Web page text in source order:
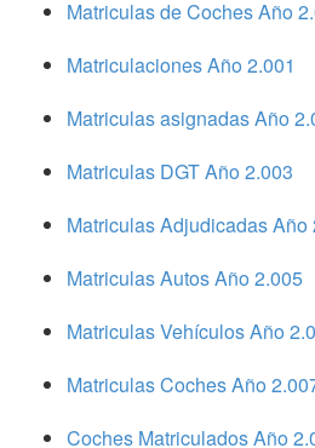
Matriculas de Coches Año
Matriculaciones Año 2.001
Matriculas asignadas Año
Matriculas DGT Año 2.003
Matriculas Adjudicadas Año
Matriculas Autos Año 2.005
Matriculas Vehículos Año
Matriculas Coches Año
Coches Matriculados Año